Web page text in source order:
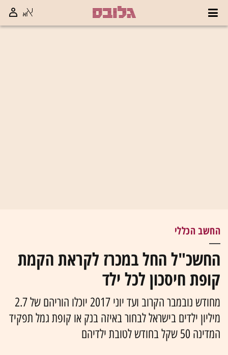
החשב הכללי
החשכ"ל החל במכרז לקראת הקמת
קופת חיסכון לכל ילד
מחודש נובמבר הקרוב ועד יוני 2017 יוכלו הוריהם של 2.7
מיליון ילדים בישראל לבחור באיזה בנק או קופת גמל תפקיד
המדינה 50 שקל בחודש לטובת ילדיהם